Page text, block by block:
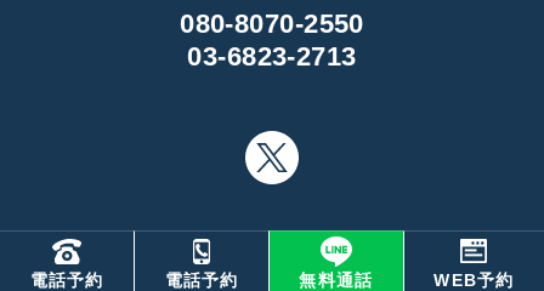
電話予約 電話予約 無料通話 WEB予約
080-8070-2550
03-6823-2713
©GMPD All Rights Reserved.